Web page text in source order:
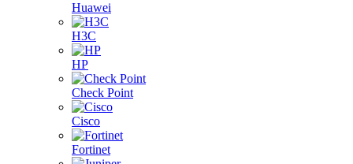
Huawei
H3C
HP
Check Point
Cisco
Fortinet